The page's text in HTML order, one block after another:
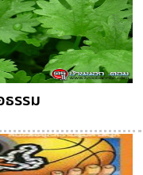
รรม